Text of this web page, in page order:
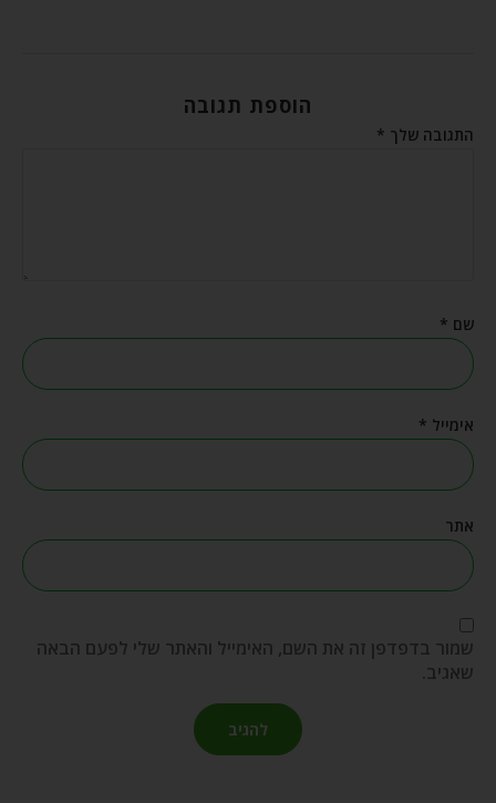
הוספת תגובה
התגובה שלך *
שם *
אימייל *
אתר
שמור בדפדפן זה את השם, האימייל והאתר שלי לפעם הבאה
שאגיב.